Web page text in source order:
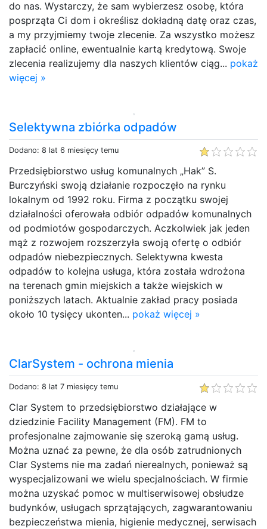
do nas. Wystarczy, że sam wybierzesz osobę, która
posprząta Ci dom i określisz dokładną datę oraz czas,
a my przyjmiemy twoje zlecenie. Za wszystko możesz
zapłacić online, ewentualnie kartą kredytową. Swoje
zlecenia realizujemy dla naszych klientów ciąg... pokaż
więcej »
Selektywna zbiórka odpadów
Dodano: 8 lat 6 miesięcy temu
Przedsiębiorstwo usług komunalnych „Hak” S.
Burczyński swoją działanie rozpoczęło na rynku
lokalnym od 1992 roku. Firma z początku swojej
działalności oferowała odbiór odpadów komunalnych
od podmiotów gospodarczych. Aczkolwiek jak jeden
mąż z rozwojem rozszerzyła swoją ofertę o odbiór
odpadów niebezpiecznych. Selektywna kwesta
odpadów to kolejna usługa, która została wdrożona
na terenach gmin miejskich a także wiejskich w
poniższych latach. Aktualnie zakład pracy posiada
około 10 tysięcy ukonten... pokaż więcej »
ClarSystem - ochrona mienia
Dodano: 8 lat 7 miesięcy temu
Clar System to przedsiębiorstwo działające w
dziedzinie Facility Management (FM). FM to
profesjonalne zajmowanie się szeroką gamą usług.
Można uznać za pewne, że dla osób zatrudnionych
Clar Systems nie ma zadań nierealnych, ponieważ są
wyspecjalizowani we wielu specjalnościach. W firmie
można uzyskać pomoc w multiserwisowej obsłudze
budynków, usługach sprzątających, zagwarantowaniu
bezpieczeństwa mienia, higienie medycznej, serwisach